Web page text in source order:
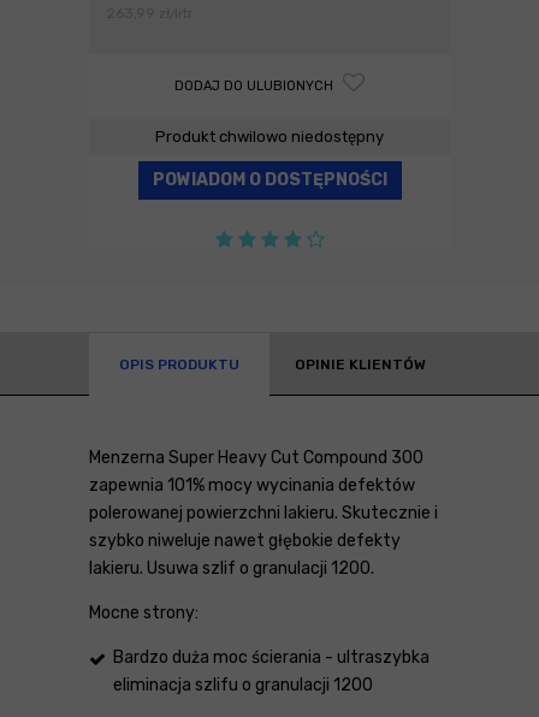
DODAJ DO ULUBIONYCH
Produkt chwilowo niedostępny
POWIADOM O DOSTĘPNOŚCI
OPIS PRODUKTU OPINIE KLIENTÓW
Menzerna Super Heavy Cut Compound 300
zapewnia 101% mocy wycinania defektów
polerowanej powierzchni lakieru. Skutecznie i
szybko niweluje nawet głębokie defekty
lakieru. Usuwa szlif o granulacji 1200.
Mocne strony:
Bardzo duża moc ścierania - ultraszybka
eliminacja szlifu o granulacji 1200